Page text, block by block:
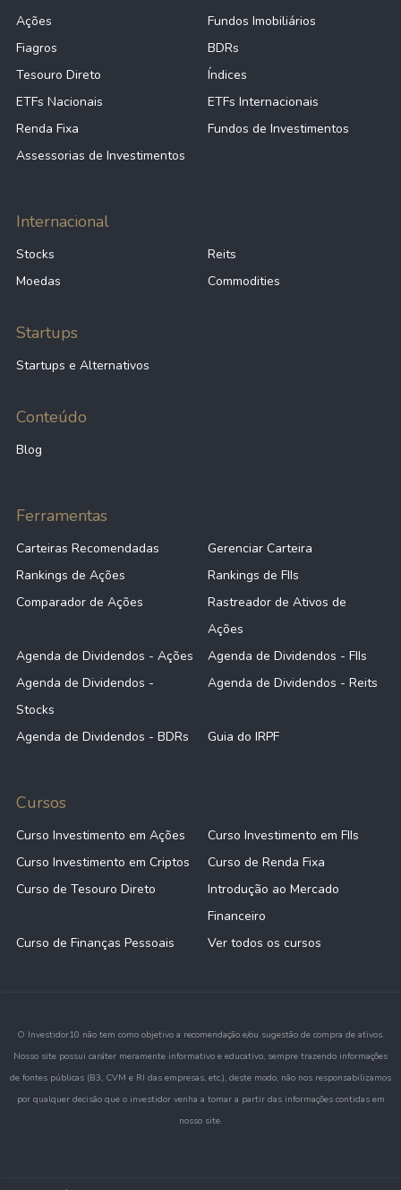
Ações
Fundos Imobiliários
Fiagros
BDRs
Tesouro Direto
Índices
ETFs Nacionais
ETFs Internacionais
Renda Fixa
Fundos de Investimentos
Assessorias de Investimentos
Internacional
Stocks
Reits
Moedas
Commodities
Startups
Startups e Alternativos
Conteúdo
Blog
Ferramentas
Carteiras Recomendadas
Gerenciar Carteira
Rankings de Ações
Rankings de FIIs
Comparador de Ações
Rastreador de Ativos de
Ações
Agenda de Dividendos - Ações
Agenda de Dividendos - FIIs
Agenda de Dividendos -
Stocks
Agenda de Dividendos - Reits
Agenda de Dividendos - BDRs Guia do IRPF
Cursos
Curso Investimento em Ações
Curso Investimento em FIIs
Curso Investimento em Criptos
Curso de Renda Fixa
Curso de Tesouro Direto
Introdução ao Mercado
Financeiro
Curso de Finanças Pessoais
Ver todos os cursos
O Investidor10 não tem como objetivo a recomendação e/ou sugestão de compra de ativos.
Nosso site possui caráter meramente informativo e educativo, sempre trazendo informações
de fontes públicas (B3, CVM e RI das empresas, etc.), deste modo, não nos responsabilizamos
por qualquer decisão que o investidor venha a tomar a partir das informações contidas em
nosso site.